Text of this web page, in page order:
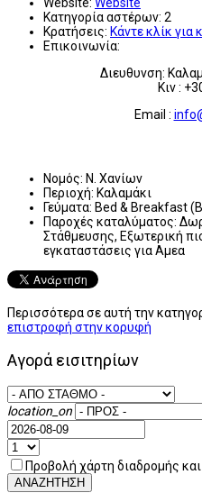
Κατηγορία αστέρων: 2
Κρατήσεις: Κάντε κλίκ για
Επικοινωνία:
Διευθυνση:
Κιν :
Email :
Νομός: Ν. Χανίων
Περιοχή: Καλαμάκι
Γεύματα: Bed & Breakfast
Παροχές καταλύματος:
Στάθμευσης, Εξωτερική
εγκαταστάσεις για Αμεα
Περισσότερα σε αυτή την
επιστροφή στην κορυφή
Αγορά εισιτηρίων
location_on
Προβολή χάρτη διαδρομής
ΑΝΑΖΗΤΗΣΗ